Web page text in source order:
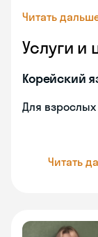
Читать
Услуги и
Корейский
Для
Читать